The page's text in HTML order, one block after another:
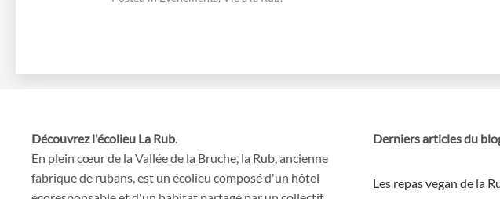
Découvrez l'écolieu La Rub.
En plein cœur de la Vallée de la Bruche, la Rub, ancienne
fabrique de rubans, est un écolieu composé d'un hôtel
Derniers articles du
Les repas vegan de la